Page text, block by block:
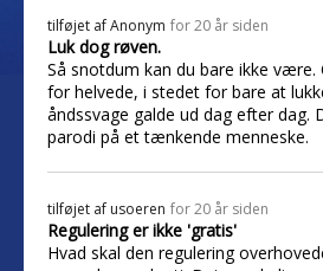
tilføjet afAnonym for 20 år siden
Luk dog røven.
Så snotdum kan du bare ikke
for helvede, i stedet for bare at
åndssvage galde ud dag efter dag.
parodi på et tænkende menneske.
tilføjet af usoeren for 20 år siden
Regulering er ikke 'gratis'
Hvad skal den regulering